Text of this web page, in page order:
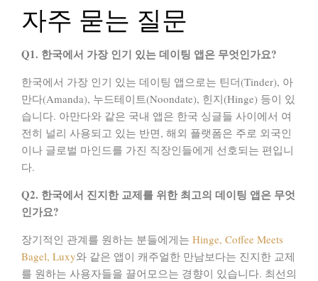
자주 묻는 질문
Q1. 한국에서 가장 인기 있는 데이팅 앱은 무엇인가요?
한국에서 가장 인기 있는 데이팅 앱으로는 틴더(Tinder), 아
만다(Amanda), 누드테이트(Noondate), 힌지(Hinge) 등이 있
습니다. 아만다와 같은 국내 앱은 한국 싱글들 사이에서 여
전히 널리 사용되고 있는 반면, 해외 플랫폼은 주로 외국인
이나 글로벌 마인드를 가진 직장인들에게 선호되는 편입니
다.
Q2. 한국에서 진지한 교제를 위한 최고의 데이팅 앱은 무엇
인가요?
장기적인 관계를 원하는 분들에게는 Hinge, Coffee Meets
Bagel, Luxy와 같은 앱이 캐주얼한 만남보다는 진지한 교제
를 원하는 사용자들을 끌어모으는 경향이 있습니다. 최선의